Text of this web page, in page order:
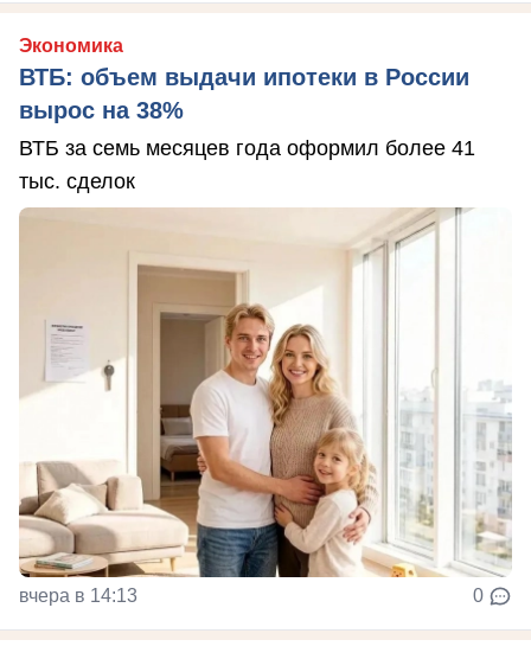
Экономика
ВТБ: объем выдачи ипотеки в России
вырос на 38%
ВТБ за семь месяцев года оформил более 41
тыс. сделок
вчера в 14:13 0